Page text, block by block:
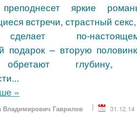
яркие
встречи, страстный
по-
подарок – вторую
обретают глубину,
»
Владимирович Гаврилов
31.12.14